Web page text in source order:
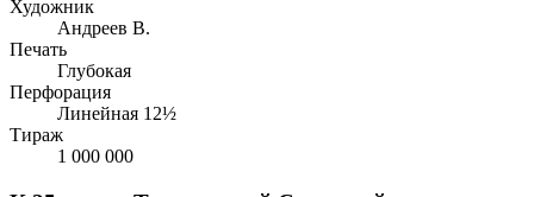
Художник
Андреев В.
Печать
Глубокая
Перфорация
Линейная 12½
Тираж
1 000 000